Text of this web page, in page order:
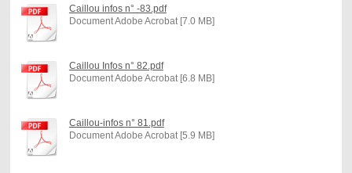
Caillou infos n° -83.pdf
Document Adobe Acrobat [7.0 MB]
Caillou Infos n° 82.pdf
Document Adobe Acrobat [6.8 MB]
Caillou-infos n° 81.pdf
Document Adobe Acrobat [5.9 MB]